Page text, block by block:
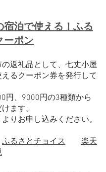
宿泊で使える！ふる
ーポン
返礼品として、七丈小屋
るクーポン券を発行して
円、9000円の3種類から
ます。
よりお申し込みください。
ふるさとチョイス
楽天